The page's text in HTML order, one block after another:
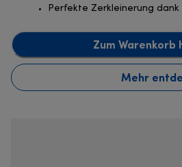
Perfekte Zerkleinerung
Zum Warenkorb
Mehr